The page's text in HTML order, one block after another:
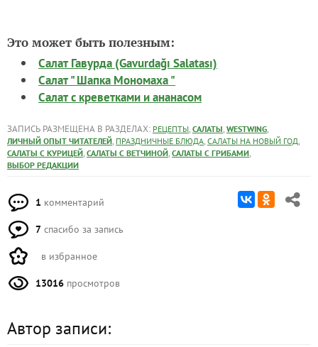
Это может быть полезным:
Салат Гавурда (Gavurdağı Salatası)
Салат " Шапка Мономаха "
Салат с креветками и ананасом
ЗАПИСЬ РАЗМЕЩЕНА В РАЗДЕЛАХ: РЕЦЕПТЫ, САЛАТЫ, WESTWING,
ЛИЧНЫЙ ОПЫТ ЧИТАТЕЛЕЙ, ПРАЗДНИЧНЫЕ БЛЮДА, САЛАТЫ НА НОВЫЙ ГОД,
САЛАТЫ С КУРИЦЕЙ, САЛАТЫ С ВЕТЧИНОЙ, САЛАТЫ С ГРИБАМИ,
ВЫБОР РЕДАКЦИИ
1 комментарий
7 спасибо за запись
в избранное
13016 просмотров
Автор записи: